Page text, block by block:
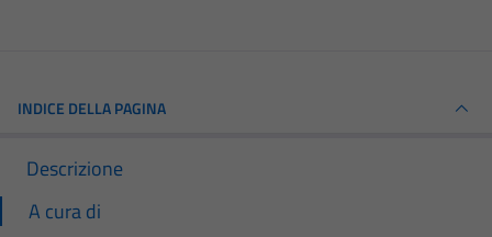
INDICE DELLA PAGINA
Descrizione
A cura di